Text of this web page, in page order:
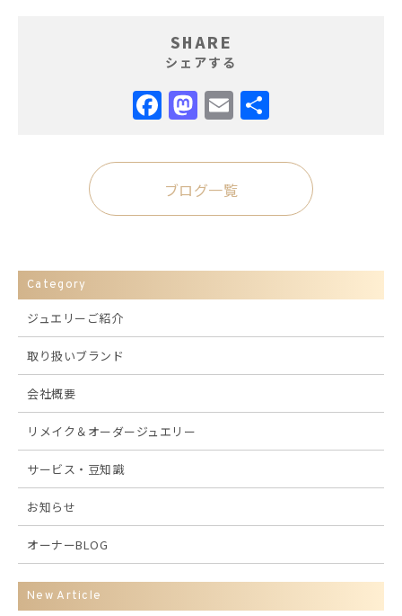
SHARE
シェアする
Facebook
Mastodon
Email
ブログ一覧
Category
ジュエリーご紹介
取り扱いブランド
会社概要
リメイク＆オーダージュエリー
サービス・豆知識
お知らせ
オーナーBLOG
New Article